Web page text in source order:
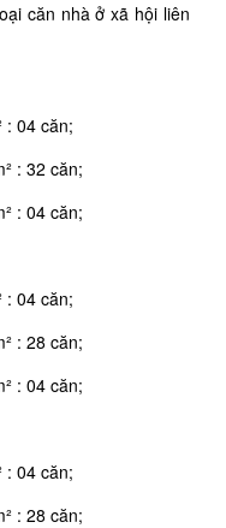
căn nhà ở xã hội liên
: 04 căn;
: 32 căn;
: 04 căn;
: 04 căn;
: 28 căn;
: 04 căn;
: 04 căn;
: 28 căn;